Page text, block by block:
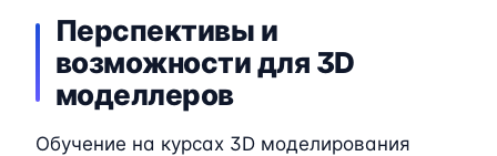
Перспективы и
возможности для 3D
моделлеров
Обучение на курсах 3D моделирования